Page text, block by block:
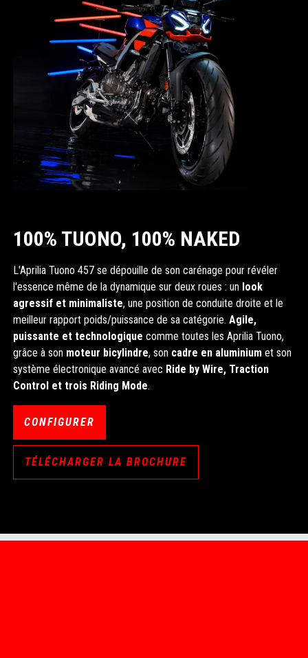
100% TUONO, 100% NAKED
L'Aprilia Tuono 457 se dépouille de son carénage pour révéler
l'essence même de la dynamique sur deux roues : un look
agressif et minimaliste, une position de conduite droite et le
meilleur rapport poids/puissance de sa catégorie. Agile,
puissante et technologique comme toutes les Aprilia Tuono,
grâce à son moteur bicylindre, son cadre en aluminiumet son
système électronique avancé avec Ride by Wire, Traction
Control et trois Riding Mode.
CONFIGURER
TÉLÉCHARGER LA BROCHURE